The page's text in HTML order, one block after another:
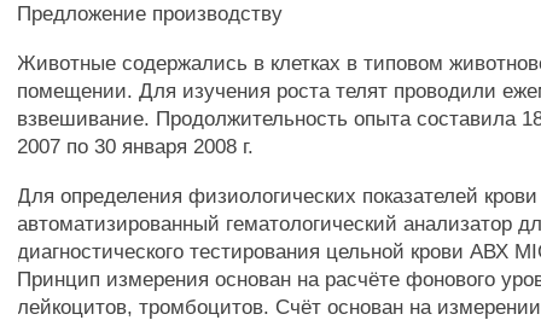
Предложение производству
Животные содержались в клетках в типовом
помещении. Для изучения роста телят проводили
взвешивание. Продолжительность опыта составила
2007 по 30 января 2008 г.
Для определения физиологических показателей
автоматизированный гематологический анализатор
диагностического тестирования цельной крови АВХ
Принцип измерения основан на расчёте фонового
лейкоцитов, тромбоцитов. Счёт основан на